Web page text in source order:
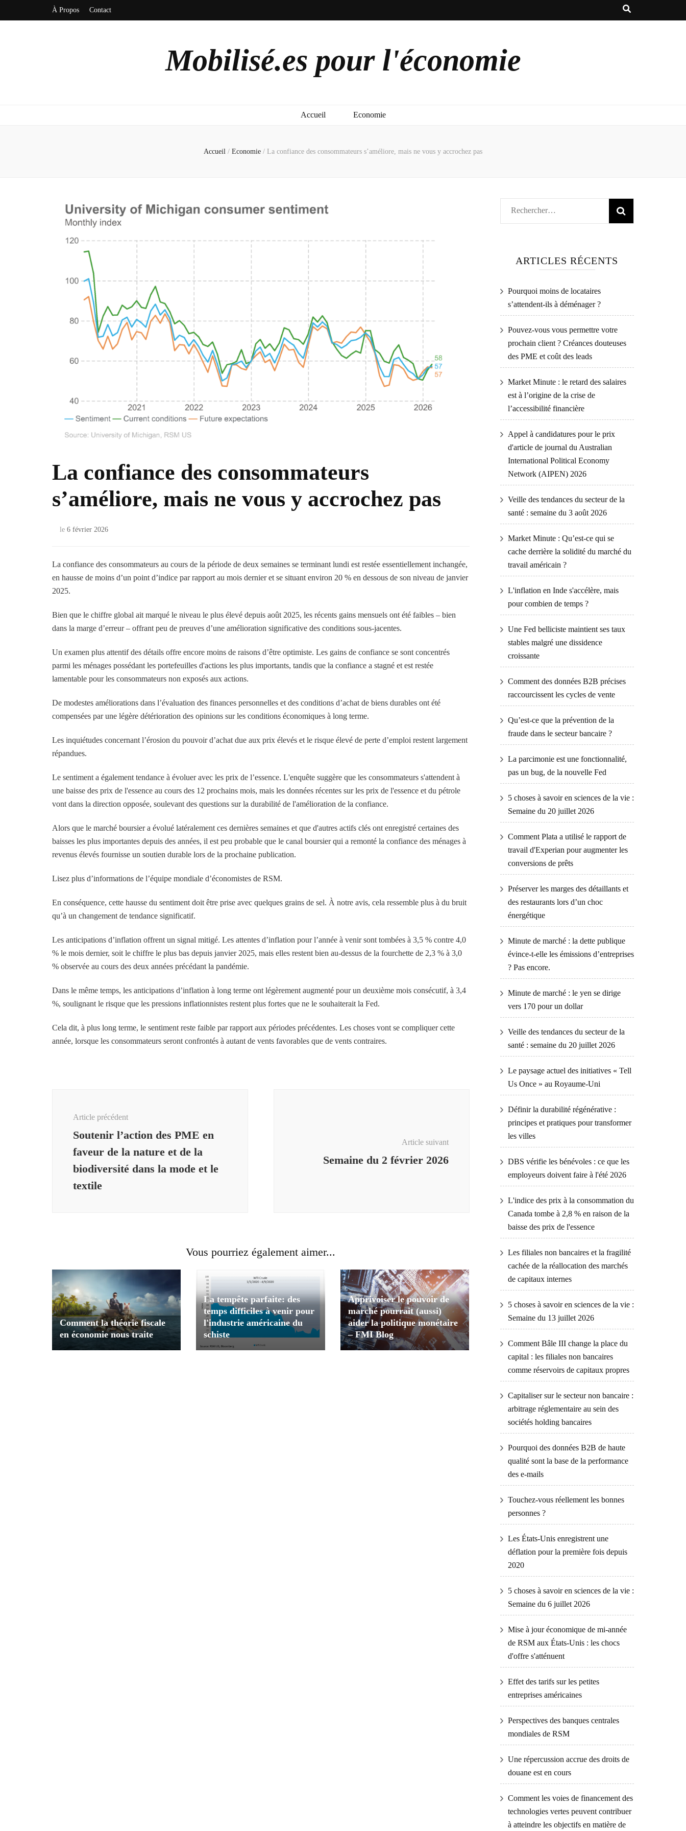
À Propos Contact
Mobilisé.es pour l'économie
Accueil Economie
Accueil / Economie / La confiance des consommateurs s’améliore, mais ne vous y accrochez pas
La confiance des consommateurs
s’améliore, mais ne vous y accrochez pas
le 6 février 2026
La confiance des consommateurs au cours de la période de deux semaines se terminant lundi est restée essentiellement inchangée,
en hausse de moins d’un point d’indice par rapport au mois dernier et se situant environ 20 % en dessous de son niveau de janvier
2025.
Bien que le chiffre global ait marqué le niveau le plus élevé depuis août 2025, les récents gains mensuels ont été faibles – bien
dans la marge d’erreur – offrant peu de preuves d’une amélioration significative des conditions sous-jacentes.
Un examen plus attentif des détails offre encore moins de raisons d’être optimiste. Les gains de confiance se sont concentrés
parmi les ménages possédant les portefeuilles d'actions les plus importants, tandis que la confiance a stagné et est restée
lamentable pour les consommateurs non exposés aux actions.
De modestes améliorations dans l’évaluation des finances personnelles et des conditions d’achat de biens durables ont été
compensées par une légère détérioration des opinions sur les conditions économiques à long terme.
Les inquiétudes concernant l’érosion du pouvoir d’achat due aux prix élevés et le risque élevé de perte d’emploi restent largement
répandues.
Le sentiment a également tendance à évoluer avec les prix de l’essence. L'enquête suggère que les consommateurs s'attendent à
une baisse des prix de l'essence au cours des 12 prochains mois, mais les données récentes sur les prix de l'essence et du pétrole
vont dans la direction opposée, soulevant des questions sur la durabilité de l'amélioration de la confiance.
Alors que le marché boursier a évolué latéralement ces dernières semaines et que d'autres actifs clés ont enregistré certaines des
baisses les plus importantes depuis des années, il est peu probable que le canal boursier qui a remonté la confiance des ménages à
revenus élevés fournisse un soutien durable lors de la prochaine publication.
Lisez plus d’informations de l’équipe mondiale d’économistes de RSM.
En conséquence, cette hausse du sentiment doit être prise avec quelques grains de sel. À notre avis, cela ressemble plus à du bruit
qu’à un changement de tendance significatif.
Les anticipations d’inflation offrent un signal mitigé. Les attentes d’inflation pour l’année à venir sont tombées à 3,5 % contre 4,0
% le mois dernier, soit le chiffre le plus bas depuis janvier 2025, mais elles restent bien au-dessus de la fourchette de 2,3 % à 3,0
% observée au cours des deux années précédant la pandémie.
Dans le même temps, les anticipations d’inflation à long terme ont légèrement augmenté pour un deuxième mois consécutif, à 3,4
%, soulignant le risque que les pressions inflationnistes restent plus fortes que ne le souhaiterait la Fed.
Cela dit, à plus long terme, le sentiment reste faible par rapport aux périodes précédentes. Les choses vont se compliquer cette
année, lorsque les consommateurs seront confrontés à autant de vents favorables que de vents contraires.
Article précédent
Soutenir l’action des PME en
faveur de la nature et de la
biodiversité dans la mode et le
textile
Article suivant
Semaine du 2 février 2026
Vous pourriez également aimer...
Comment la théorie fiscale
en économie nous traite
La tempête parfaite: des
temps difficiles à venir pour
l'industrie américaine du
schiste
Apprivoiser le pouvoir de
marché pourrait (aussi)
aider la politique monétaire
– FMI Blog
Rechercher :
ARTICLES RÉCENTS
Pourquoi moins de locataires
s’attendent-ils à déménager ?
Pouvez-vous vous permettre votre
prochain client ? Créances douteuses
des PME et coût des leads
Market Minute : le retard des salaires
est à l’origine de la crise de
l’accessibilité financière
Appel à candidatures pour le prix
d'article de journal du Australian
International Political Economy
Network (AIPEN) 2026
Veille des tendances du secteur de la
santé : semaine du 3 août 2026
Market Minute : Qu’est-ce qui se
cache derrière la solidité du marché du
travail américain ?
L'inflation en Inde s'accélère, mais
pour combien de temps ?
Une Fed belliciste maintient ses taux
stables malgré une dissidence
croissante
Comment des données B2B précises
raccourcissent les cycles de vente
Qu’est-ce que la prévention de la
fraude dans le secteur bancaire ?
La parcimonie est une fonctionnalité,
pas un bug, de la nouvelle Fed
5 choses à savoir en sciences de la vie :
Semaine du 20 juillet 2026
Comment Plata a utilisé le rapport de
travail d'Experian pour augmenter les
conversions de prêts
Préserver les marges des détaillants et
des restaurants lors d’un choc
énergétique
Minute de marché : la dette publique
évince-t-elle les émissions d’entreprises
? Pas encore.
Minute de marché : le yen se dirige
vers 170 pour un dollar
Veille des tendances du secteur de la
santé : semaine du 20 juillet 2026
Le paysage actuel des initiatives « Tell
Us Once » au Royaume-Uni
Définir la durabilité régénérative :
principes et pratiques pour transformer
les villes
DBS vérifie les bénévoles : ce que les
employeurs doivent faire à l'été 2026
L'indice des prix à la consommation du
Canada tombe à 2,8 % en raison de la
baisse des prix de l'essence
Les filiales non bancaires et la fragilité
cachée de la réallocation des marchés
de capitaux internes
5 choses à savoir en sciences de la vie :
Semaine du 13 juillet 2026
Comment Bâle III change la place du
capital : les filiales non bancaires
comme réservoirs de capitaux propres
Capitaliser sur le secteur non bancaire :
arbitrage réglementaire au sein des
sociétés holding bancaires
Pourquoi des données B2B de haute
qualité sont la base de la performance
des e-mails
Touchez-vous réellement les bonnes
personnes ?
Les États-Unis enregistrent une
déflation pour la première fois depuis
2020
5 choses à savoir en sciences de la vie :
Semaine du 6 juillet 2026
Mise à jour économique de mi-année
de RSM aux États-Unis : les chocs
d'offre s'atténuent
Effet des tarifs sur les petites
entreprises américaines
Perspectives des banques centrales
mondiales de RSM
Une répercussion accrue des droits de
douane est en cours
Comment les voies de financement des
technologies vertes peuvent contribuer
à atteindre les objectifs en matière de